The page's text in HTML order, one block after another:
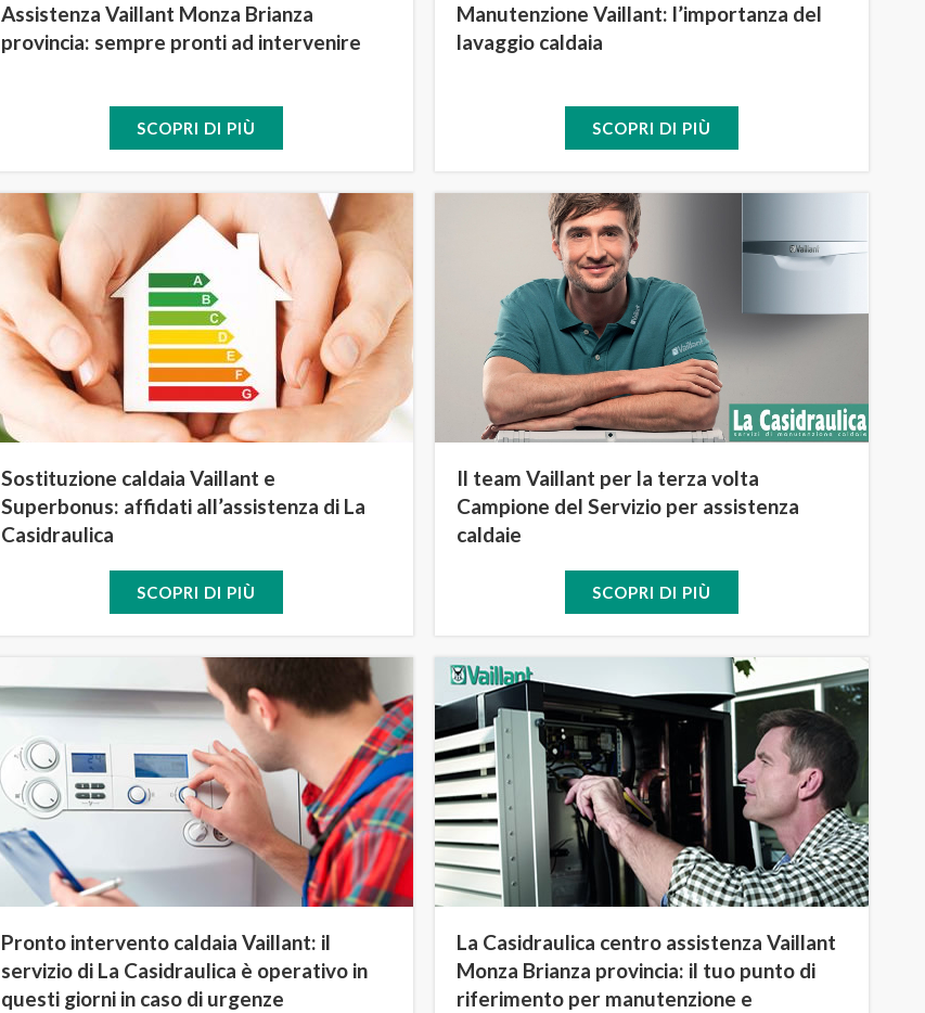
Assistenza Vaillant Monza Brianza
provincia: sempre pronti ad intervenire
SCOPRI DI PIÙ
Manutenzione Vaillant: l’importanza del
lavaggio caldaia
SCOPRI DI PIÙ
Sostituzione caldaia Vaillant e
Superbonus: affidati all’assistenza di La
Casidraulica
SCOPRI DI PIÙ
Il team Vaillant per la terza volta
Campione del Servizio per assistenza
caldaie
SCOPRI DI PIÙ
Pronto intervento caldaia Vaillant: il
servizio di La Casidraulica è operativo in
questi giorni in caso di urgenze
La Casidraulica centro assistenza Vaillant
Monza Brianza provincia: il tuo punto di
riferimento per manutenzione e